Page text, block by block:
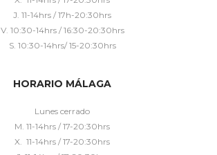
J. 11-14hrs / 17h-20:30hrs
V. 10:30-14hrs / 16:30-20:30hrs
S. 10:30-14hrs/ 15-20:30hrs
HORARIO MÁLAGA
Lunes cerrado
M. 11-14hrs / 17-20:30hrs
X. 11-14hrs / 17-20:30hrs